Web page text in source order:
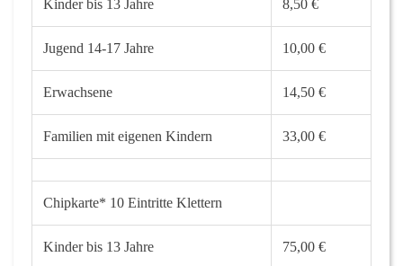
Kinder bis 13 Jahre 8,50 €
Jugend 14-17 Jahre 10,00 €
Erwachsene 14,50 €
Familien mit eigenen Kindern 33,00 €
Chipkarte* 10 Eintritte Klettern
Kinder bis 13 Jahre 75,00 €